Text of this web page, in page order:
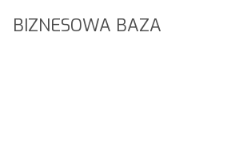
BIZNESOWA BAZA